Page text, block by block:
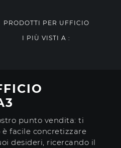
PRODOTTI PER UFFICIO
I PIÙ VISTI A :
punto vendita: ti
facile concretizzare
desideri, ricercando il